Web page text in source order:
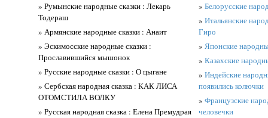
» Румынские народные сказки : Лекарь
Тодераш
» Армянские народные сказки : Анаит
» Эскимосские народные сказки :
Прославившийся мышонок
» Русские народные сказки : О цыгане
» Сербская народная сказка : КАК ЛИСА
ОТОМСТИЛА ВОЛКУ
» Русская народная сказка : Елена Премудрая
» Белорусские
» Итальянские
Гиро
» Японские
» Казахские
» Индейские
появились колючки
» Французские
человечки